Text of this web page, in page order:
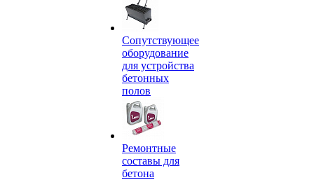
Сопутствующее
оборудование
для устройства
бетонных
полов
Ремонтные
составы для
бетона